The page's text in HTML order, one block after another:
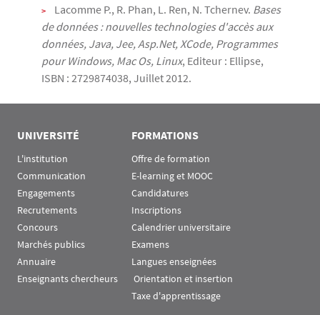
Lacomme P., R. Phan, L. Ren, N. Tchernev. Bases
de données : nouvelles technologies d'accès aux
données, Java, Jee, Asp.Net, XCode, Programmes
pour Windows, Mac Os, Linux, Editeur : Ellipse,
ISBN : 2729874038, Juillet 2012.
UNIVERSITÉ
L'institution
Communication
Engagements
Recrutements
Concours
Marchés publics
Annuaire
Enseignants chercheurs
FORMATIONS
Offre de formation
E-learning et MOOC
Candidatures
Inscriptions
Calendrier universitaire
Examens
Langues enseignées
Orientation et insertion
Taxe d'apprentissage